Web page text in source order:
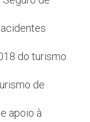
do turismo
de
apoio à